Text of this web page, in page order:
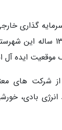
گذاری
از این شهرستان به عنوان شهرستان
موقعیت ایده
شرکت های
انرژی بادی،